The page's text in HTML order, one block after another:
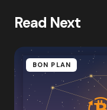
Read Next
BON PLAN